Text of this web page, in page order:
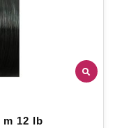
m 12 lb